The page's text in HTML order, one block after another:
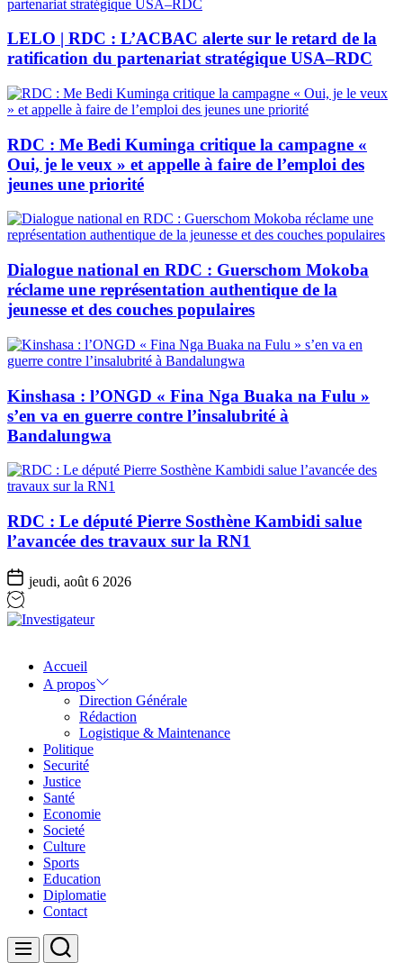
LELO | RDC : L’ACBAC alerte sur le retard de la
ratification du partenariat stratégique USA–RDC
RDC : Me Bedi Kuminga critique la campagne «
Oui, je le veux » et appelle à faire de l’emploi des
jeunes une priorité
Dialogue national en RDC : Guerschom Mokoba
réclame une représentation authentique de la
jeunesse et des couches populaires
Kinshasa : l’ONGD « Fina Nga Buaka na Fulu »
s’en va en guerre contre l’insalubrité à
Bandalungwa
RDC : Le député Pierre Sosthène Kambidi salue
l’avancée des travaux sur la RN1
jeudi, août 6 2026
Accueil
A propos
Direction Générale
Rédaction
Logistique & Maintenance
Politique
Securité
Justice
Santé
Economie
Societé
Culture
Sports
Education
Diplomatie
Contact
Menu Search